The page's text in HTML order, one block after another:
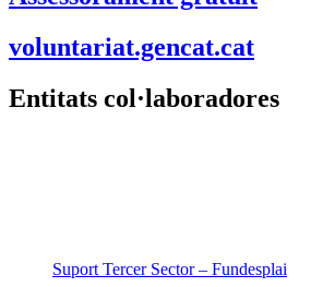
voluntariat.gencat.cat
Entitats col·laboradores
Suport Tercer Sector – Fundesplai